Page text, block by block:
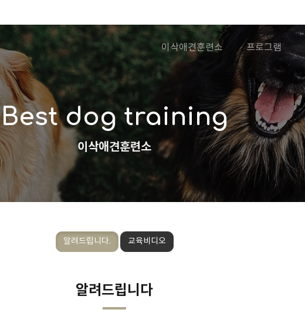
이삭애견훈련소 프로그램
Best dog training
이삭애견훈련소
알려드립니다. 교육비디오
알려드립니다